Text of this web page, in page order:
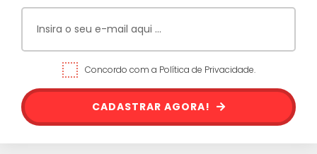
Concordo com a Política de Privacidade.
CADASTRAR AGORA!